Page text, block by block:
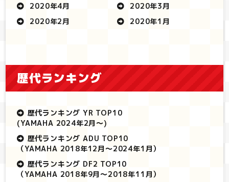
2020年4月
2020年3月
2020年2月
2020年1月
歴代ランキング
歴代ランキング YR TOP10
(YAMAHA 2024年2月～)
歴代ランキング ADU TOP10
（YAMAHA 2018年12月～2024年1月）
歴代ランキング DF2 TOP10
（YAMAHA 2018年9月～2018年11月）